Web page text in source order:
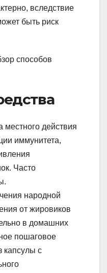
вследствие
быть риск
местного действия
иммунитета,
Часто
народной
от жировиков
в домашних
пошаговое
капсулы с